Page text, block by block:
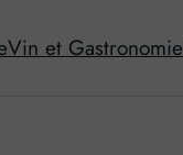
Vin et Gastronomie